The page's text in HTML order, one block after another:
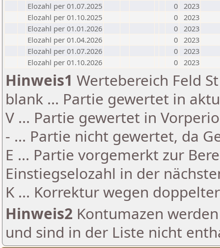
Elozahl per 01.07.2025
0 2023
Elozahl per 01.10.2025
0 2023
Elozahl per 01.01.2026
0 2023
Elozahl per 01.04.2026
0 2023
Elozahl per 01.07.2026
0 2023
Elozahl per 01.10.2026
0 2023
Hinweis1 Wertebereich Feld
blank ... Partie gewertet in
V ... Partie gewertet in
- ... Partie nicht gewertet, da
E ... Partie vorgemerkt zur
Einstiegselozahl in der
K ... Korrektur wegen
Hinweis2 Kontumazen
und sind in der Liste nicht